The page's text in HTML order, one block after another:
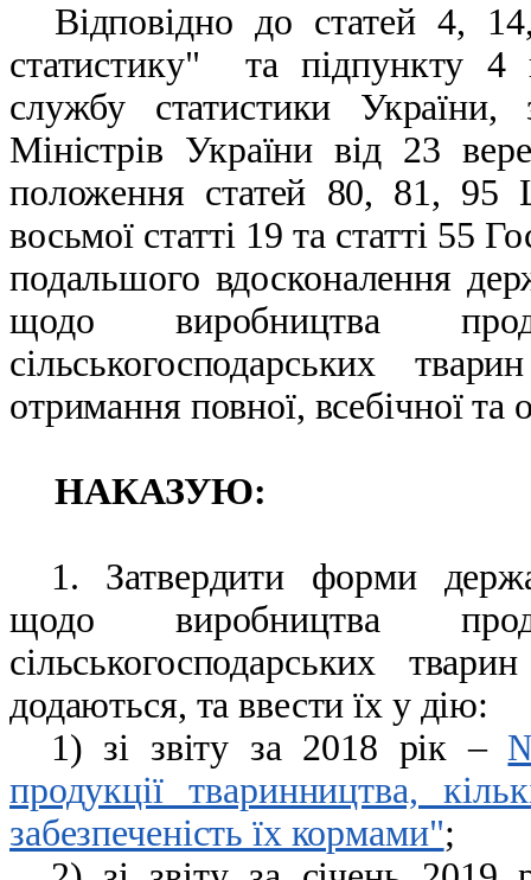
Відповідно до статей 4,
статистику" та підпункту
службу статистики України,
Міністрів України від 23
положення статей 80, 81, 95
восьмої статті 19 та статті 55
подальшого вдосконалення
щодо виробництва
сільськогосподарських
отримання повної, всебічної та
НАКАЗУЮ:
1. Затвердити форми
щодо виробництва
сільськогосподарських
додаються, та ввести їх у дію:
1) зі звіту за 2018 рік –
продукції тваринництва,
забезпеченість їх кормами";